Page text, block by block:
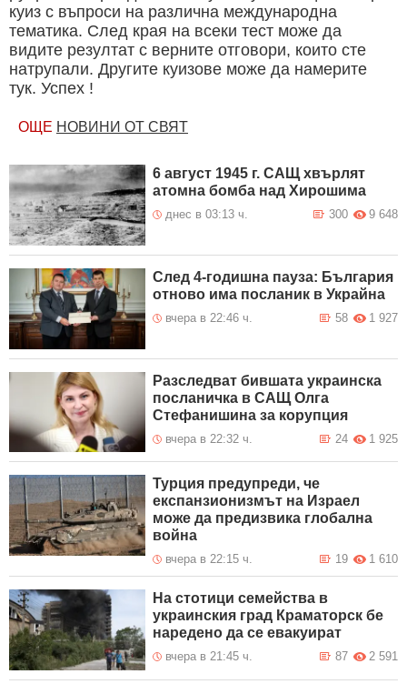
куиз с въпроси на различна международна
тематика. След края на всеки тест може да
видите резултат с верните отговори, които сте
натрупали. Другите куизове може да намерите
тук. Успех !
ОЩЕ НОВИНИ ОТ СВЯТ
6 август 1945 г. САЩ хвърлят
атомна бомба над Хирошима
днес в 03:13 ч. 9 648
300
След 4-годишна пауза: България
отново има посланик в Украйна
вчера в 22:46 ч. 1 927
58
Разследват бившата украинска
посланичка в САЩ Олга
Стефанишина за корупция
вчера в 22:32 ч. 1 925
24
Турция предупреди, че
експанзионизмът на Израел
може да предизвика глобална
война
вчера в 22:15 ч. 1 610
19
На стотици семейства в
украинския град Краматорск бе
наредено да се евакуират
вчера в 21:45 ч. 2 591
87